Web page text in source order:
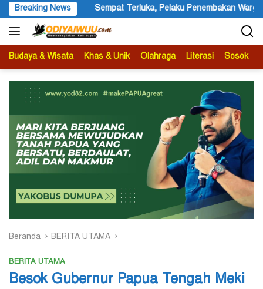
Langsung
ke
konten
Breaking News
Pelaku Penembakan Warga Negara Asing Dilarikan
Budaya & Wisata Khas & Unik Olahraga Literasi Sosok
Beranda BERITA UTAMA
BERITA UTAMA
Besok Gubernur Papua Tengah Meki